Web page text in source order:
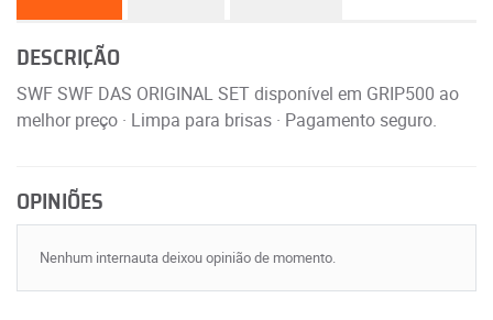
DESCRIÇÃO
SWF SWF DAS ORIGINAL SET disponível em GRIP500 ao
melhor preço · Limpa para brisas · Pagamento seguro.
OPINIÕES
Nenhum internauta deixou opinião de momento.